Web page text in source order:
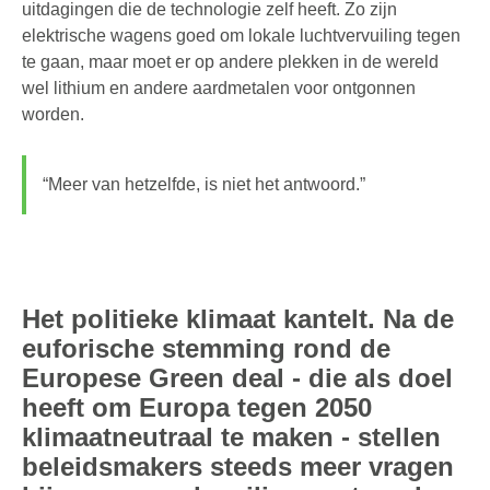
uitdagingen die de technologie zelf heeft. Zo zijn
elektrische wagens goed om lokale luchtvervuiling tegen
te gaan, maar moet er op andere plekken in de wereld
wel lithium en andere aardmetalen voor ontgonnen
worden.
“Meer van hetzelfde, is niet het antwoord.”
Het politieke klimaat kantelt. Na de
euforische stemming rond de
Europese Green deal - die als doel
heeft om Europa tegen 2050
klimaatneutraal te maken - stellen
beleidsmakers steeds meer vragen